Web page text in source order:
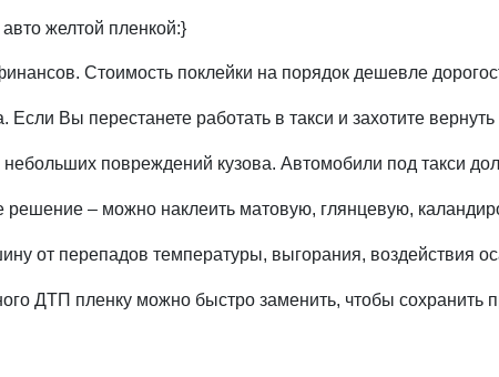
желтой пленкой:}
Стоимость поклейки на порядок дешевле
Если Вы перестанете работать в такси и захотите
повреждений кузова. Автомобили под такси
решение – можно наклеить матовую, глянцевую,
от перепадов температуры, выгорания, воздействия
ДТП пленку можно быстро заменить, чтобы сохранить